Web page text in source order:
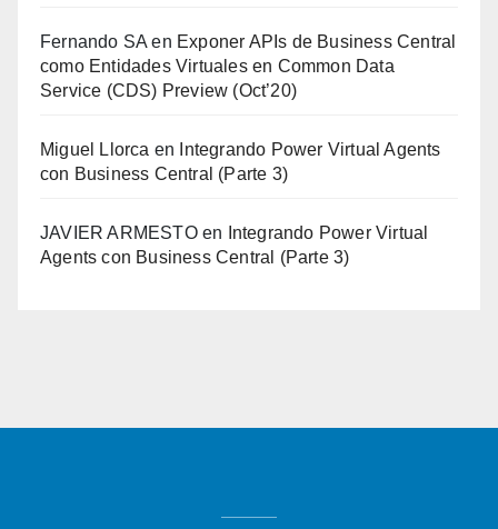
Fernando SA en Exponer APIs de Business Central
como Entidades Virtuales en Common Data
Service (CDS) Preview (Oct’20)
Miguel Llorca en
Integrando Power Virtual Agents
con Business Central (Parte 3)
JAVIER ARMESTOen
Integrando Power Virtual
Agents con Business Central (Parte 3)